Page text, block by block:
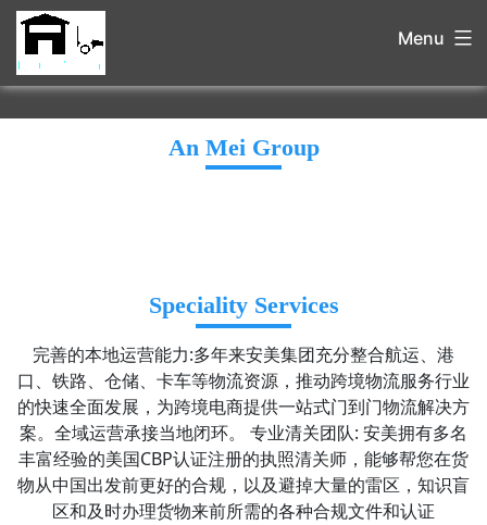
Menu
An Mei Group
Speciality Services
完善的本地运营能力:多年来安美集团充分整合航运、港
口、铁路、仓储、卡车等物流资源，推动跨境物流服务行业
的快速全面发展，为跨境电商提供一站式门到门物流解决方
案。全域运营承接当地闭环。 专业清关团队: 安美拥有多名
丰富经验的美国CBP认证注册的执照清关师，能够帮您在货
物从中国出发前更好的合规，以及避掉大量的雷区，知识盲
区和及时办理货物来前所需的各种合规文件和认证